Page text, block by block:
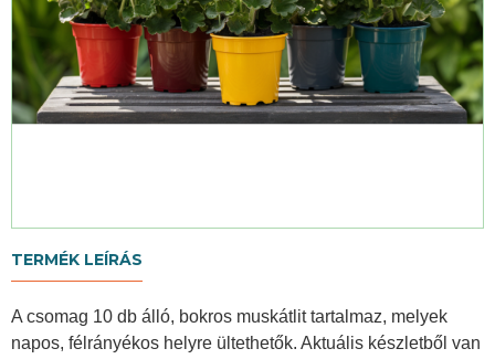
TERMÉK LEÍRÁS
A csomag 10 db álló, bokros muskátlit tartalmaz, melyek
napos, félrányékos helyre ültethetők. Aktuális készletből van